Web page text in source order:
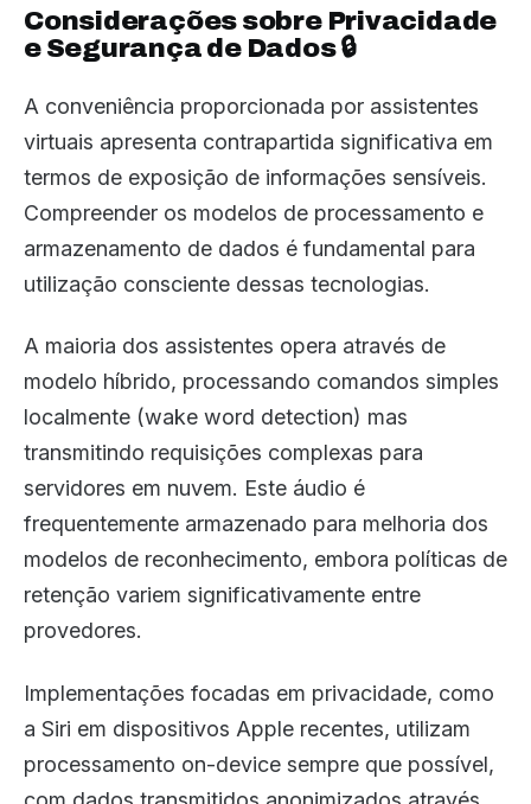
Considerações sobre Privacidade
e Segurança de Dados 🔒
A conveniência proporcionada por assistentes
virtuais apresenta contrapartida significativa em
termos de exposição de informações sensíveis.
Compreender os modelos de processamento e
armazenamento de dados é fundamental para
utilização consciente dessas tecnologias.
A maioria dos assistentes opera através de
modelo híbrido, processando comandos simples
localmente (wake word detection) mas
transmitindo requisições complexas para
servidores em nuvem. Este áudio é
frequentemente armazenado para melhoria dos
modelos de reconhecimento, embora políticas de
retenção variem significativamente entre
provedores.
Implementações focadas em privacidade, como
a Siri em dispositivos Apple recentes, utilizam
processamento on-device sempre que possível,